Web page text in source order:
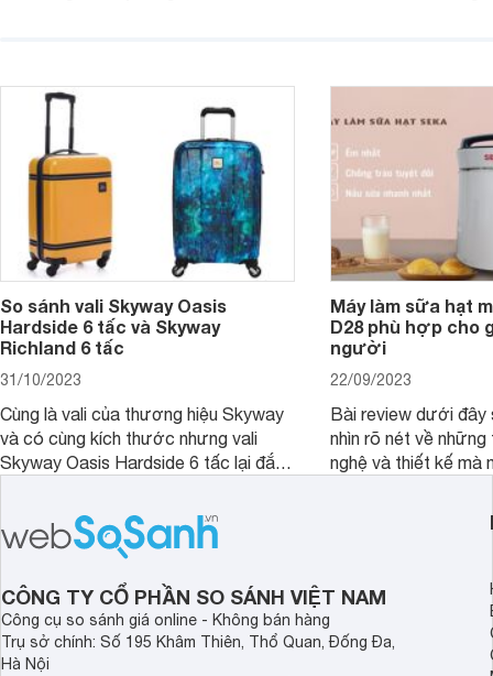
So sánh vali Skyway Oasis
Hardside 6 tấc và Skyway
Richland 6 tấc
31/10/2023
Cùng là vali của thương hiệu Skyway
và có cùng kích thước nhưng vali
Skyway Oasis Hardside 6 tấc lại đắt
triệu đồng.
Máy làm sữa hạt
D28 phù hợp cho
người
22/09/2023
Bài review dưới đây
nhìn rõ nét về những
nghệ và thiết kế mà
thể đưa ra quyết
CÔNG TY CỔ PHẦN SO SÁNH VIỆT NAM
Công cụ so sánh giá online - Không bán hàng
Trụ sở chính: Số 195 Khâm Thiên, Thổ Quan, Đống Đa,
Hà Nội